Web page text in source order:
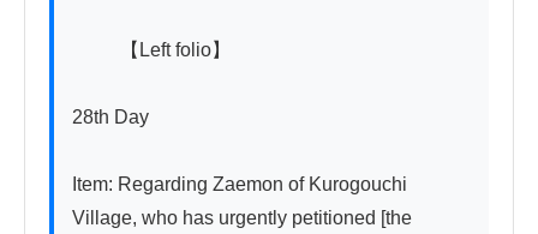
28th Day
Item: Regarding Zaemon of Kurogouchi
Village, who has urgently petitioned [the